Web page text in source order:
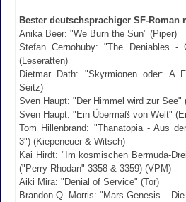
Bester deutschsprachiger SF-Roman
Anika Beer: "We Burn the Sun" (Piper)
Stefan Cernohuby: "The Deniables -
(Leseratten)
Dietmar Dath: "Skyrmionen oder: A
Seitz)
Sven Haupt: "Der Himmel wird zur See"
Sven Haupt: "Ein Übermaß von Welt"
Tom Hillenbrand: "Thanatopia - Aus
3") (Kiepeneuer & Witsch)
Kai Hirdt: "Im kosmischen Bermuda-
("Perry Rhodan" 3358 & 3359) (VPM)
Aiki Mira: "Denial of Service" (Tor)
Brandon Q. Morris: "Mars Genesis –